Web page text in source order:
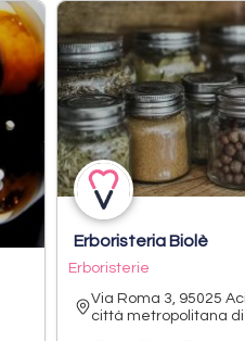
Erboristeria Biolè
Erboristerie
Via Roma 3, 95025
città metropolitana